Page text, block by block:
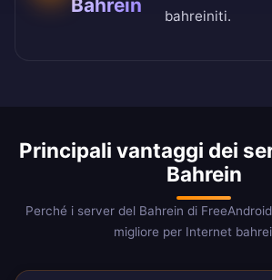
Bahrein
bahreiniti.
Principali vantaggi dei
Bahrein
Perché i server del Bahrein di
migliore per Internet